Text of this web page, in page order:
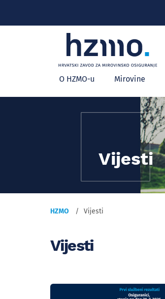
Glavni
izbornik
O HZMO-u Mirovine
Vijesti
HZMO Vijesti
Vijesti